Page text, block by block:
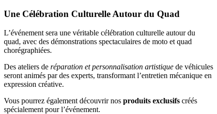
Une Célébration Culturelle Autour du Quad
L’événement sera une véritable célébration culturelle autour du
quad, avec des démonstrations spectaculaires de moto et quad
chorégraphiées.
Des ateliers de réparation et personnalisation artistique de véhicules
seront animés par des experts, transformant l’entretien mécanique en
expression créative.
Vous pourrez également découvrir nos produits exclusifs créés
spécialement pour l’événement.